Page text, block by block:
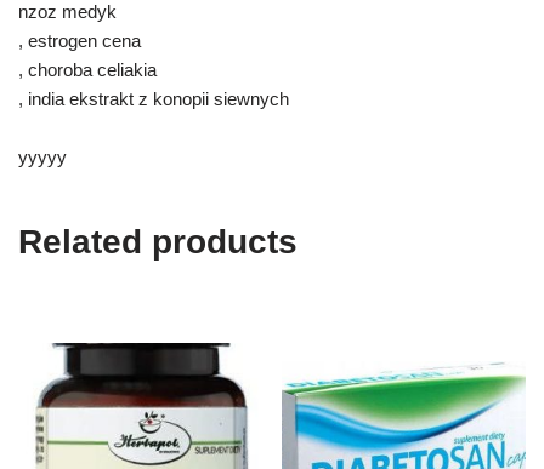
nzoz medyk
, estrogen cena
, choroba celiakia
, india ekstrakt z konopii siewnych
yyyyy
Related products